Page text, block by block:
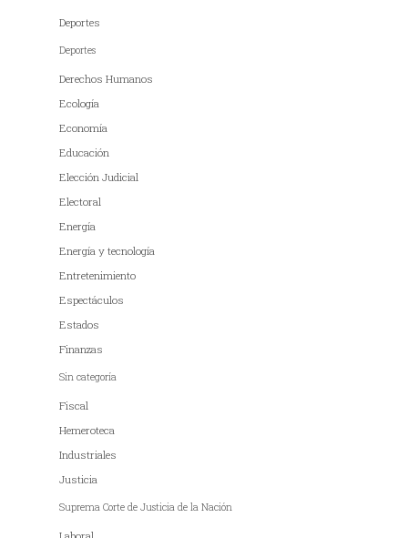
Deportes
Deportes
Derechos Humanos
Ecología
Economía
Educación
Elección Judicial
Electoral
Energía
Energía y tecnología
Entretenimiento
Espectáculos
Estados
Finanzas
Sin categoría
Fiscal
Hemeroteca
Industriales
Justicia
Suprema Corte de Justicia de la Nación